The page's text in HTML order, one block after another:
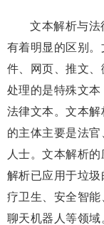
文本解析与法
有着明显的区别
件、网页、推文
处理的是特殊文
法律文本。文本
的主体主要是法
人士。文本解析
解析已应用于垃
疗卫生、安全智能
聊天机器人等领